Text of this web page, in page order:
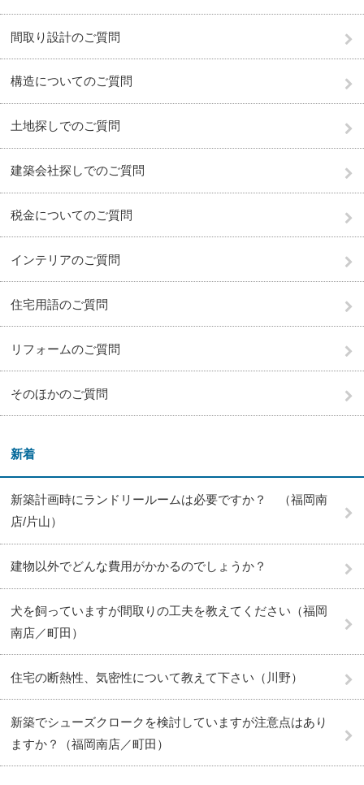
間取り設計のご質問
構造についてのご質問
土地探しでのご質問
建築会社探しでのご質問
税金についてのご質問
インテリアのご質問
住宅用語のご質問
リフォームのご質問
そのほかのご質問
新着
新築計画時にランドリールームは必要ですか？ （福岡南
店/片山）
建物以外でどんな費用がかかるのでしょうか？
犬を飼っていますが間取りの工夫を教えてください（福岡
南店／町田）
住宅の断熱性、気密性について教えて下さい（川野）
新築でシューズクロークを検討していますが注意点はあり
ますか？（福岡南店／町田）